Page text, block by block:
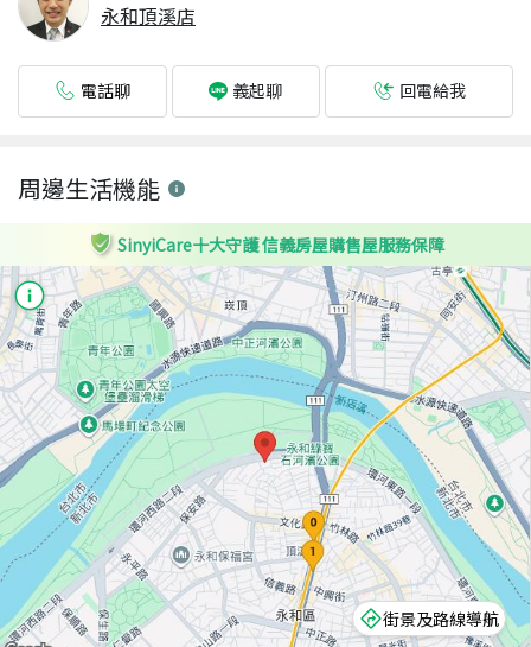
永和頂溪店
電話聊 義起聊 回電給我
周邊生活機能
SinyiCare十大守護 信義房屋購售屋服務保障
街景及路線導航